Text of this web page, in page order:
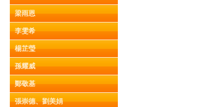
梁雨恩
李雯希
楊芷瑩
孫耀威
鄭敬基
張崇德、劉美娟